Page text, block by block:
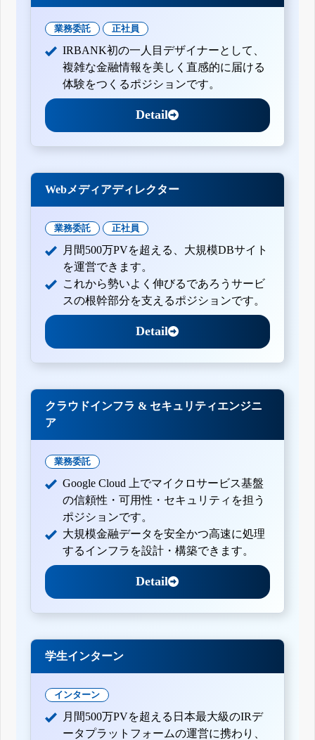
業務委託 正社員
IRBANK初の一人目デザイナーとして、
複雑な金融情報を美しく直感的に届ける
体験をつくるポジションです。
Detail
Webメディアディレクター
業務委託 正社員
月間500万PVを超える、大規模DBサイト
を運営できます。
これから勢いよく伸びるであろうサービ
スの根幹部分を支えるポジションです。
Detail
クラウドインフラ & セキュリティエンジニ
ア
業務委託
Google Cloud 上でマイクロサービス基盤
の信頼性・可用性・セキュリティを担う
ポジションです。
大規模金融データを安全かつ高速に処理
するインフラを設計・構築できます。
Detail
学生インターン
インターン
月間500万PVを超える日本最大級のIRデ
ータプラットフォームの運営に携わり、